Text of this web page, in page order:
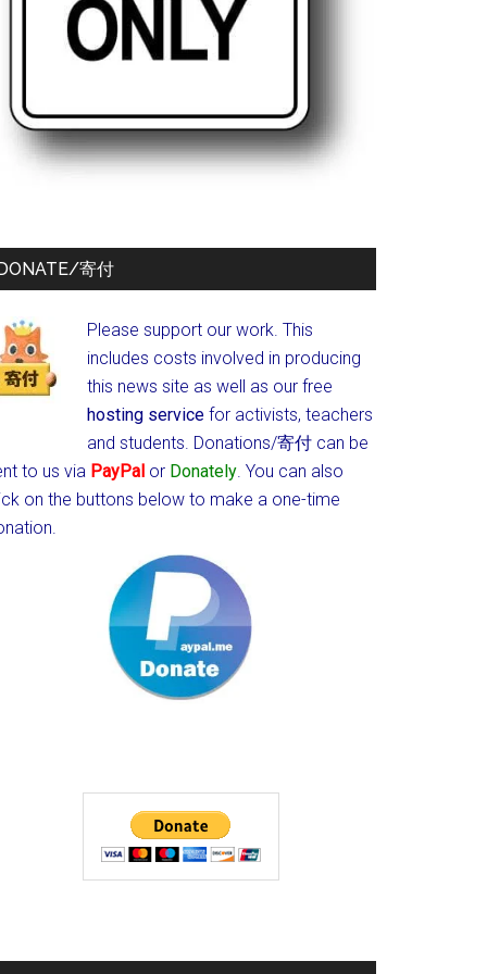
寄付
Please support our work. This
includes costs involved in producing
this news site as well as our free
hosting service for activists, teachers
and students. Donations/寄付 can be
to us via PayPal or Donately. You can also
on the buttons below to make a one-time